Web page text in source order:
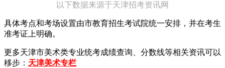
以下数据来源于天津招考资讯网
具体考点和考场设置由市教育招生考试院统一安排，并在考生
准考证上明确。
更多天津市美术类专业统考成绩查询、分数线等相关资讯可以
移步： 天津美术专栏